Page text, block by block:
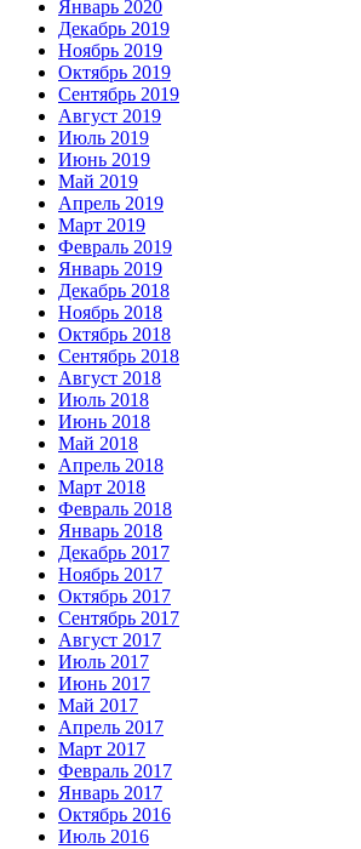
Январь 2020
Декабрь 2019
Ноябрь 2019
Октябрь 2019
Сентябрь 2019
Август 2019
Июль 2019
Июнь 2019
Май 2019
Апрель 2019
Март 2019
Февраль 2019
Январь 2019
Декабрь 2018
Ноябрь 2018
Октябрь 2018
Сентябрь 2018
Август 2018
Июль 2018
Июнь 2018
Май 2018
Апрель 2018
Март 2018
Февраль 2018
Январь 2018
Декабрь 2017
Ноябрь 2017
Октябрь 2017
Сентябрь 2017
Август 2017
Июль 2017
Июнь 2017
Май 2017
Апрель 2017
Март 2017
Февраль 2017
Январь 2017
Октябрь 2016
Июль 2016